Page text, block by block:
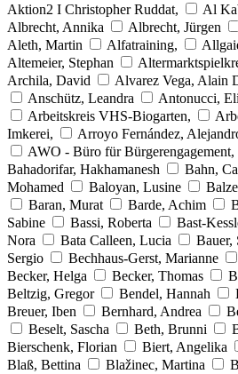
Aktion2 I Christopher Ruddat,
Al
Albrecht, Annika
Albrecht, Jürgen
Aleth, Martin
Alfatraining,
Altemeier, Stephan
Archila, David
Alvarez Vega, Alain
Anschütz, Leandra
Antonucci,
Arbeitskreis VHS-Biogarten,
Imkerei,
Arroyo Fernández,
AWO - Büro für Bürgerengagement,
Bahadorifar, Hakhamanesh
Bahn,
Mohamed
Baloyan, Lusine
Baran, Murat
Barde, Achim
Sabine
Bassi, Roberta Bast-
Nora
Bata Calleen, Lucia Bauer,
Sergio
Bechhaus-Gerst, Marianne
Becker, Helga
Becker, Thomas
Beltzig, Gregor
Bendel, Hannah
Breuer, Iben
Bernhard, Andrea
Beselt, Sascha
Beth, Brunni
Bierschenk, Florian
Biert, Angelika
Blaß, Bettina
Blažinec, Martina